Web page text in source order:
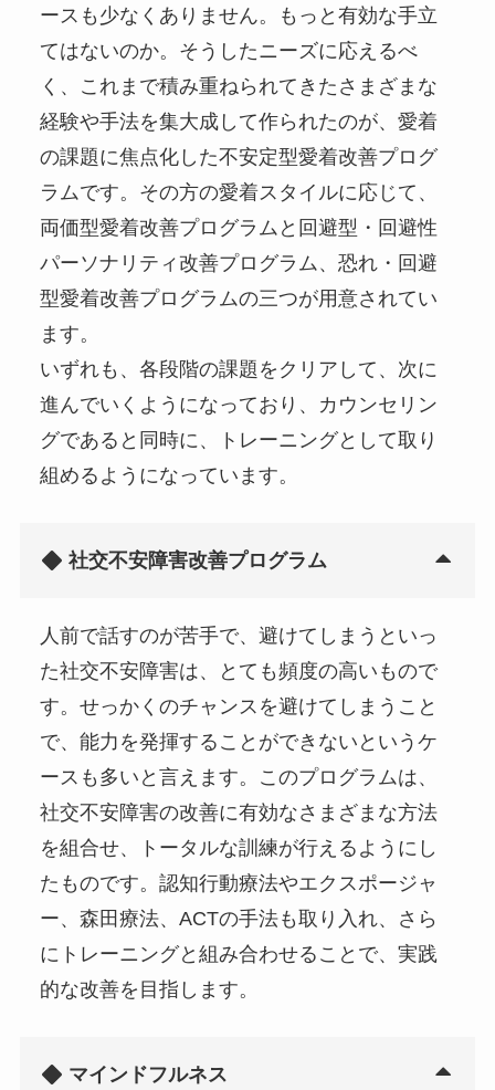
ースも少なくありません。もっと有効な手立
てはないのか。そうしたニーズに応えるべ
く、これまで積み重ねられてきたさまざまな
経験や手法を集大成して作られたのが、愛着
の課題に焦点化した不安定型愛着改善プログ
ラムです。その方の愛着スタイルに応じて、
両価型愛着改善プログラムと回避型・回避性
パーソナリティ改善プログラム、恐れ・回避
型愛着改善プログラムの三つが用意されてい
ます。
いずれも、各段階の課題をクリアして、次に
進んでいくようになっており、カウンセリン
グであると同時に、トレーニングとして取り
組めるようになっています。
社交不安障害改善プログラム
人前で話すのが苦手で、避けてしまうといっ
た社交不安障害は、とても頻度の高いもので
す。せっかくのチャンスを避けてしまうこと
で、能力を発揮することができないというケ
ースも多いと言えます。このプログラムは、
社交不安障害の改善に有効なさまざまな方法
を組合せ、トータルな訓練が行えるようにし
たものです。認知行動療法やエクスポージャ
ー、森田療法、ACTの手法も取り入れ、さら
にトレーニングと組み合わせることで、実践
的な改善を目指します。
マインドフルネス